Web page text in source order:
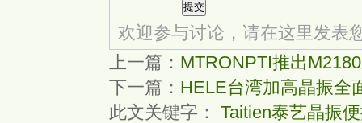
欢迎参与讨论，请在这里发表
上一篇： MTRONPTI推出
下一篇： HELE台湾加高晶振全
此文关键字： Taitien泰艺晶振